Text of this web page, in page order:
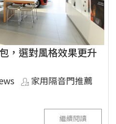
，選對風格效果更升
家用隔音門推薦
繼續閱讀